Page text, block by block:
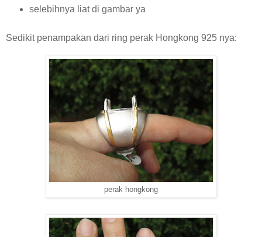
selebihnya liat di gambar ya
Sedikit penampakan dari ring perak Hongkong 925 nya:
perak hongkong